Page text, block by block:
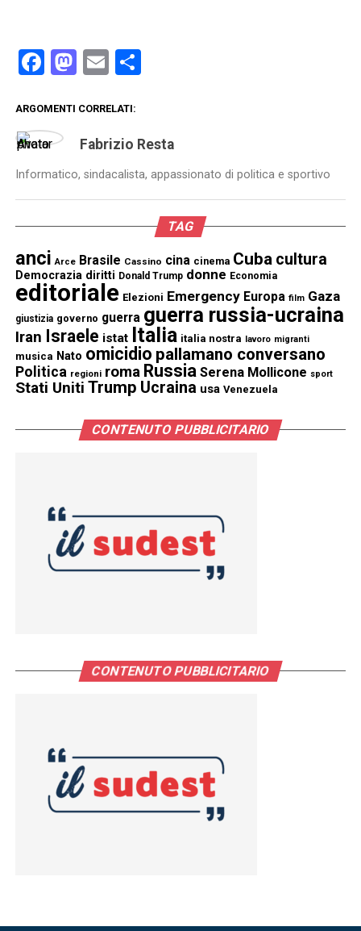
Facebook
Mastodon
EmailCondividi
ARGOMENTI CORRELATI:
Fabrizio Resta
Informatico, sindacalista, appassionato di politica e sportivo
TAG
anci Arce Brasile Cassino cina cinema Cuba cultura
Democrazia diritti Donald Trump donne Economia
editoriale Elezioni Emergency Europa film Gaza
giustizia governo guerra guerra russia-ucraina
Iran Israele istat Italia italia nostra lavoro migranti
musica Nato omicidio pallamano conversano
Politica regioni roma Russia Serena Mollicone sport
Stati Uniti Trump Ucraina usa Venezuela
CONTENUTO PUBBLICITARIO
CONTENUTO PUBBLICITARIO